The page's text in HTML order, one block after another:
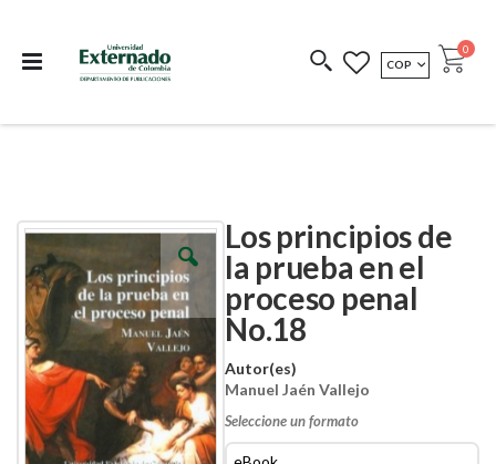
COEDICIONES REDIMIR CÓDIGO
MONEDA
COP Cart
0
Los principios de
la prueba en el
proceso penal
No.18
Autor(es)
Manuel Jaén Vallejo
Seleccione un formato
Skip
the
end
of
the
images
gallery
Skip
the
beginning
of
the
images
gallery